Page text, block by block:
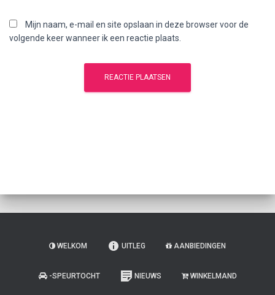
Mijn naam, e-mail en site opslaan in deze browser voor de
volgende keer wanneer ik een reactie plaats.
WELKOM UITLEG AANBIEDINGEN
-SPEURTOCHT NIEUWS WINKELMAND